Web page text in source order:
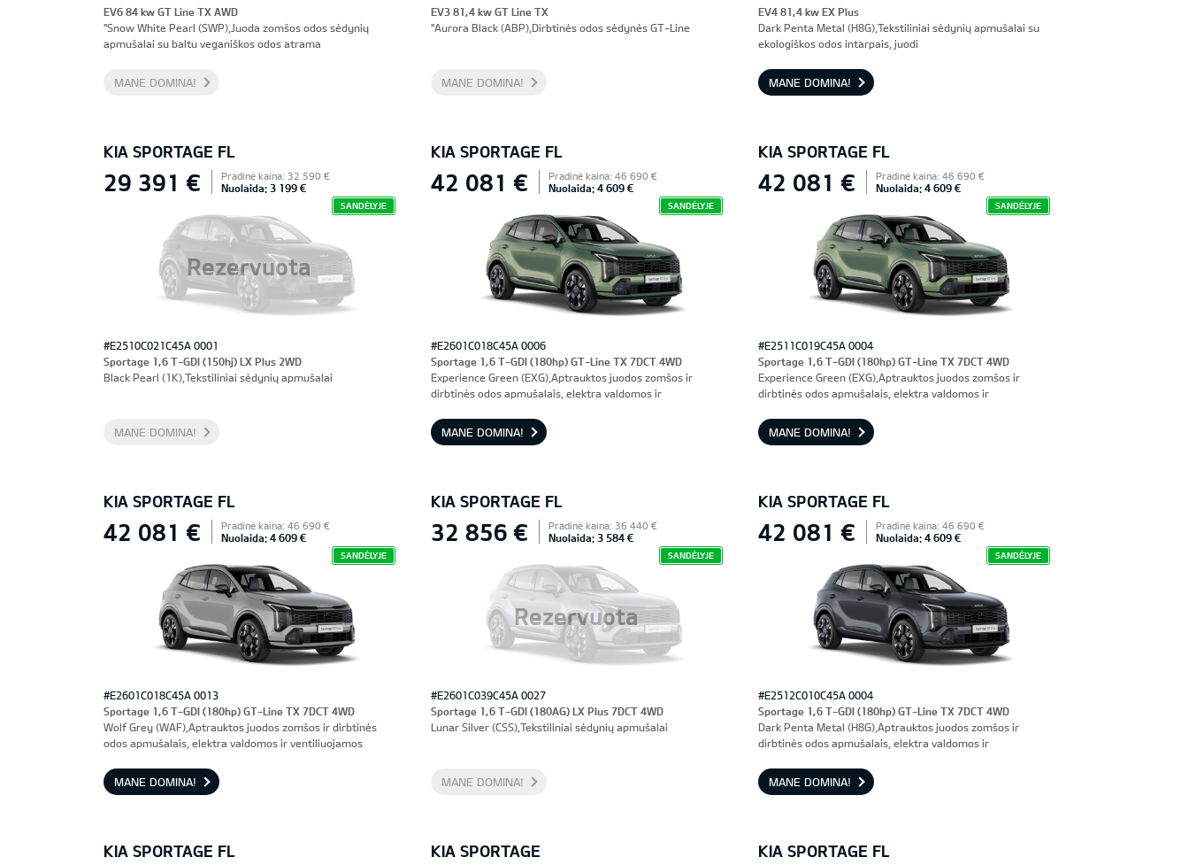
EV6 84 kw GT Line TX AWD
"Snow White Pearl (SWP),Juoda zomšos odos sėdynių
apmušalai su baltu veganiškos odos atrama
MANE DOMINA!
EV3 81,4 kw GT Line TX
"Aurora Black (ABP),Dirbtinės odos sėdynės GT-Line
MANE DOMINA!
EV4 81,4 kw EX Plus
Dark Penta Metal (H8G),Tekstiliniai sėdynių apmušalai su
ekologiškos odos intarpais, juodi
MANE DOMINA!
KIA SPORTAGE FL
Rezervuota
29 391 € Pradinė kaina: 32 590 €
Nuolaida: 3 199 €
SANDĖLYJE
#E2510C021C45A 0001
Sportage 1,6 T-GDI (150hj) LX Plus 2WD
Black Pearl (1K),Tekstiliniai sėdynių apmušalai
MANE DOMINA!
KIA SPORTAGE FL
42 081 € Pradinė kaina: 46 690 €
Nuolaida: 4 609 €
SANDĖLYJE
#E2601C018C45A 0006
Sportage 1,6 T-GDI (180hp) GT-Line TX 7DCT 4WD
Experience Green (EXG),Aptrauktos juodos zomšos ir
dirbtinės odos apmušalais, elektra valdomos ir
atmintimi
MANE DOMINA!
KIA SPORTAGE FL
42 081 € Pradinė kaina: 46 690 €
Nuolaida: 4 609 €
SANDĖLYJE
#E2511C019C45A 0004
Sportage 1,6 T-GDI (180hp) GT-Line TX 7DCT 4WD
Experience Green (EXG),Aptrauktos juodos zomšos ir
dirbtinės odos apmušalais, elektra valdomos ir
atmintimi
MANE DOMINA!
KIA SPORTAGE FL
42 081 € Pradinė kaina: 46 690 €
Nuolaida: 4 609 €
SANDĖLYJE
#E2601C018C45A 0013
Sportage 1,6 T-GDI (180hp) GT-Line TX 7DCT 4WD
Wolf Grey (WAF),Aptrauktos juodos zomšos ir dirbtinės
odos apmušalais, elektra valdomos ir ventiliuojamos
MANE DOMINA!
KIA SPORTAGE FL
Rezervuota
32 856 € Pradinė kaina: 36 440 €
Nuolaida: 3 584 €
SANDĖLYJE
#E2601C039C45A 0027
Sportage 1,6 T-GDI (180AG) LX Plus 7DCT 4WD
Lunar Silver (CSS),Tekstiliniai sėdynių apmušalai
MANE DOMINA!
KIA SPORTAGE FL
42 081 € Pradinė kaina: 46 690 €
Nuolaida: 4 609 €
SANDĖLYJE
#E2512C010C45A 0004
Sportage 1,6 T-GDI (180hp) GT-Line TX 7DCT 4WD
Dark Penta Metal (H8G),Aptrauktos juodos zomšos ir
dirbtinės odos apmušalais, elektra valdomos ir
atmintimi
MANE DOMINA!
KIA SPORTAGE FL KIA SPORTAGE KIA SPORTAGE FL